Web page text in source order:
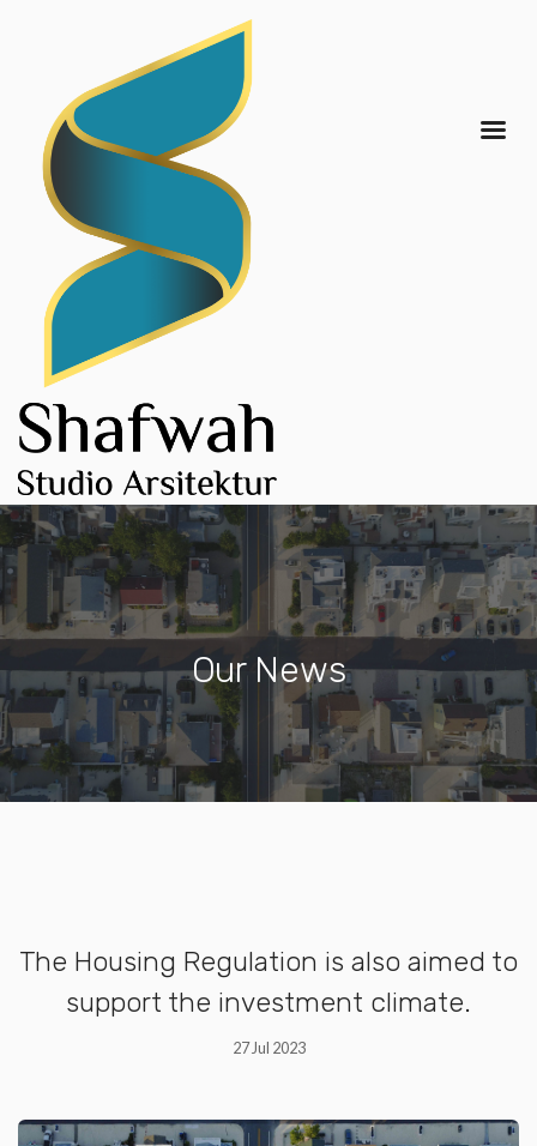
Our News
The Housing Regulation is also aimed to
support the investment climate.
27 Jul 2023